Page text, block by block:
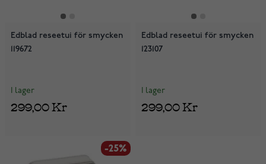
Edblad reseetui för smycken
119672
I lager
299,00 Kr
Edblad reseetui för smycken
123107
I lager
299,00 Kr
-25%